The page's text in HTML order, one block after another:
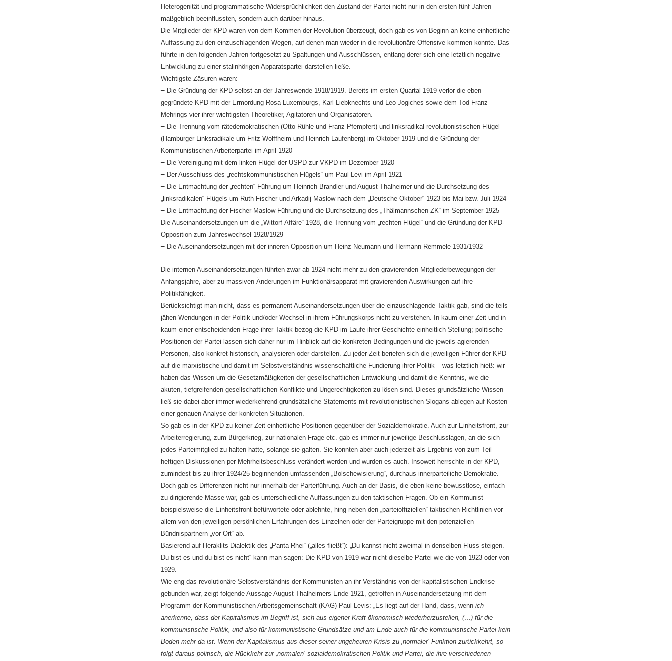
Heterogenität und programmatische Widersprüchlichkeit den Zustand der Partei nicht nur in den ersten fünf Jahren
maßgeblich beeinflussten, sondern auch darüber hinaus.
Die Mitglieder der KPD waren von dem Kommen der Revolution überzeugt, doch gab es von Beginn an keine einheitliche
Auffassung zu den einzuschlagenden Wegen, auf denen man wieder in die revolutionäre Offensive kommen konnte. Das
führte in den folgenden Jahren fortgesetzt zu Spaltungen und Ausschlüssen, entlang derer sich eine letztlich negative
Entwicklung zu einer stalinhörigen Apparatspartei darstellen ließe.
Wichtigste Zäsuren waren:
– Die Gründung der KPD selbst an der Jahreswende 1918/1919. Bereits im ersten Quartal 1919 verlor die eben
gegründete KPD mit der Ermordung Rosa Luxemburgs, Karl Liebknechts und Leo Jogiches sowie dem Tod Franz
Mehrings vier ihrer wichtigsten Theoretiker, Agitatoren und Organisatoren.
– Die Trennung vom rätedemokratischen (Otto Rühle und Franz Pfempfert) und linksradikal-revolutionistischen Flügel
(Hamburger Linksradikale um Fritz Wolffheim und Heinrich Laufenberg) im Oktober 1919 und die Gründung der
Kommunistischen Arbeiterpartei im April 1920
– Die Vereinigung mit dem linken Flügel der USPD zur VKPD im Dezember 1920
– Der Ausschluss des „rechtskommunistischen Flügels“ um Paul Levi im April 1921
– Die Entmachtung der „rechten“ Führung um Heinrich Brandler und August Thalheimer und die Durchsetzung des
„linksradikalen“ Flügels um Ruth Fischer und Arkadij Maslow nach dem „Deutsche Oktober“ 1923 bis Mai bzw. Juli 1924
– Die Entmachtung der Fischer-Maslow-Führung und die Durchsetzung des „Thälmannschen ZK“ im September 1925
Die Auseinandersetzungen um die „Wittorf-Affäre“ 1928, die Trennung vom „rechten Flügel“ und die Gründung der KPD-
Opposition zum Jahreswechsel 1928/1929
– Die Auseinandersetzungen mit der inneren Opposition um Heinz Neumann und Hermann Remmele 1931/1932
Die internen Auseinandersetzungen führten zwar ab 1924 nicht mehr zu den gravierenden Mitgliederbewegungen der
Anfangsjahre, aber zu massiven Änderungen im Funktionärsapparat mit gravierenden Auswirkungen auf ihre
Politikfähigkeit.
Berücksichtigt man nicht, dass es permanent Auseinandersetzungen über die einzuschlagende Taktik gab, sind die teils
jähen Wendungen in der Politik und/oder Wechsel in ihrem Führungskorps nicht zu verstehen. In kaum einer Zeit und in
kaum einer entscheidenden Frage ihrer Taktik bezog die KPD im Laufe ihrer Geschichte einheitlich Stellung; politische
Positionen der Partei lassen sich daher nur im Hinblick auf die konkreten Bedingungen und die jeweils agierenden
Personen, also konkret-historisch, analysieren oder darstellen. Zu jeder Zeit beriefen sich die jeweiligen Führer der KPD
auf die marxistische und damit im Selbstverständnis wissenschaftliche Fundierung ihrer Politik – was letztlich hieß: wir
haben das Wissen um die Gesetzmäßigkeiten der gesellschaftlichen Entwicklung und damit die Kenntnis, wie die
akuten, tiefgreifenden gesellschaftlichen Konflikte und Ungerechtigkeiten zu lösen sind. Dieses grundsätzliche Wissen
ließ sie dabei aber immer wiederkehrend grundsätzliche Statements mit revolutionistischen Slogans ablegen auf Kosten
einer genauen Analyse der konkreten Situationen.
So gab es in der KPD zu keiner Zeit einheitliche Positionen gegenüber der Sozialdemokratie. Auch zur Einheitsfront, zur
Arbeiterregierung, zum Bürgerkrieg, zur nationalen Frage etc. gab es immer nur jeweilige Beschlusslagen, an die sich
jedes Parteimitglied zu halten hatte, solange sie galten. Sie konnten aber auch jederzeit als Ergebnis von zum Teil
heftigen Diskussionen per Mehrheitsbeschluss verändert werden und wurden es auch. Insoweit herrschte in der KPD,
zumindest bis zu ihrer 1924/25 beginnenden umfassenden „Bolschewisierung“, durchaus innerparteiliche Demokratie.
Doch gab es Differenzen nicht nur innerhalb der Parteiführung. Auch an der Basis, die eben keine bewusstlose, einfach
zu dirigierende Masse war, gab es unterschiedliche Auffassungen zu den taktischen Fragen. Ob ein Kommunist
beispielsweise die Einheitsfront befürwortete oder ablehnte, hing neben den „parteioffiziellen“ taktischen Richtlinien vor
allem von den jeweiligen persönlichen Erfahrungen des Einzelnen oder der Parteigruppe mit den potenziellen
Bündnispartnern „vor Ort“ ab.
Basierend auf Heraklits Dialektik des „Panta Rhei“ („alles fließt“): „Du kannst nicht zweimal in denselben Fluss steigen.
Du bist es und du bist es nicht“ kann man sagen: Die KPD von 1919 war nicht dieselbe Partei wie die von 1923 oder von
1929.
Wie eng das revolutionäre Selbstverständnis der Kommunisten an ihr Verständnis von der kapitalistischen Endkrise
gebunden war, zeigt folgende Aussage August Thalheimers Ende 1921, getroffen in Auseinandersetzung mit dem
Programm der Kommunistischen Arbeitsgemeinschaft (KAG) Paul Levis: „Es liegt auf der Hand, dass, wenn ich
anerkenne, dass der Kapitalismus im Begriff ist, sich aus eigener Kraft ökonomisch wiederherzustellen, (…) für die
kommunistische Politik, und also für kommunistische Grundsätze und am Ende auch für die kommunistische Partei kein
Boden mehr da ist. Wenn der Kapitalismus aus dieser seiner ungeheuren Krisis zu ‚normaler‘ Funktion zurückkehrt, so
folgt daraus politisch, die Rückkehr zur ‚normalen‘ sozialdemokratischen Politik und Partei, die ihre verschiedenen